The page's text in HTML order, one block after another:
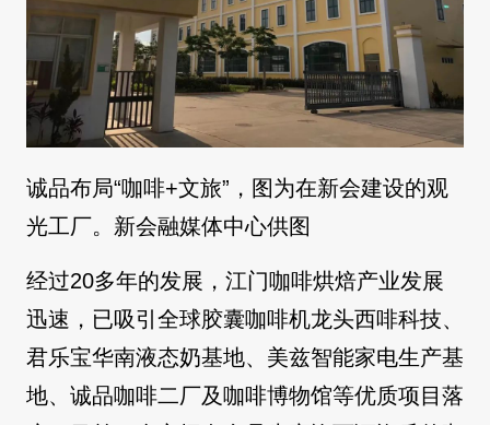
诚品布局“咖啡+文旅”，图为在新会建设的观
光工厂。新会融媒体中心供图
经过20多年的发展，江门咖啡烘焙产业发展
迅速，已吸引全球胶囊咖啡机龙头西啡科技、
君乐宝华南液态奶基地、美兹智能家电生产基
地、诚品咖啡二厂及咖啡博物馆等优质项目落